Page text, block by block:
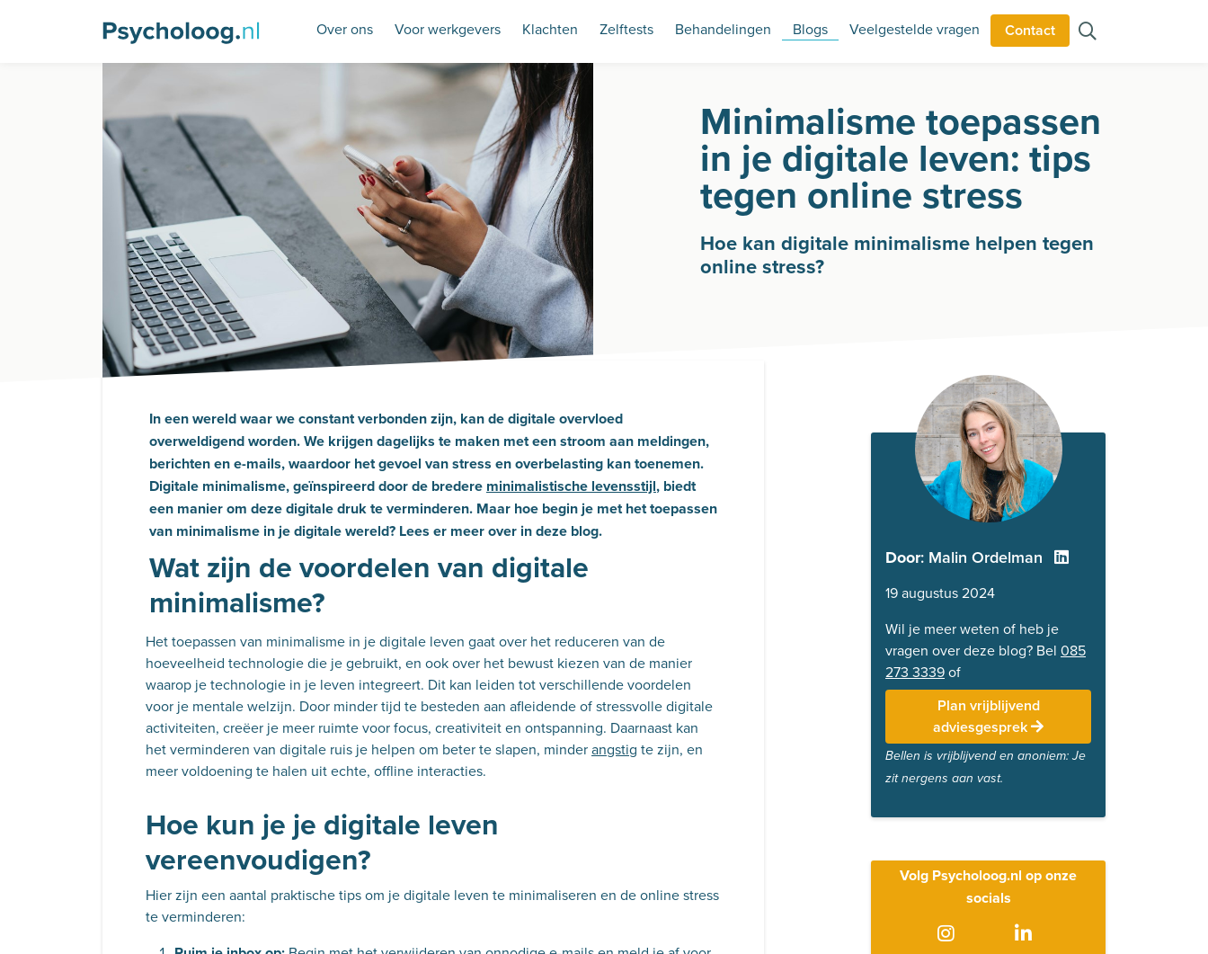
Over ons Voor werkgevers Klachten Zelftests Behandelingen Blogs Veelgestelde vragen Contact
Minimalisme toepassen
in je digitale leven: tips
tegen online stress
Hoe kan digitale minimalisme helpen tegen
online stress?
In een wereld waar we constant verbonden zijn, kan de digitale overvloed
overweldigend worden. We krijgen dagelijks te maken met een stroom aan meldingen,
berichten en e-mails, waardoor het gevoel van stress en overbelasting kan toenemen.
Digitale minimalisme, geïnspireerd door de bredere minimalistische levensstijl, biedt
een manier om deze digitale druk te verminderen. Maar hoe begin je met het toepassen
van minimalisme in je digitale wereld? Lees er meer over in deze blog.
Wat zijn de voordelen van digitale
minimalisme?
Het toepassen van minimalisme in je digitale leven gaat over het reduceren van de
hoeveelheid technologie die je gebruikt, en ook over het bewust kiezen van de manier
waarop je technologie in je leven integreert. Dit kan leiden tot verschillende voordelen
voor je mentale welzijn. Door minder tijd te besteden aan afleidende of stressvolle digitale
activiteiten, creëer je meer ruimte voor focus, creativiteit en ontspanning. Daarnaast kan
het verminderen van digitale ruis je helpen om beter te slapen, minderangstig te zijn, en
meer voldoening te halen uit echte, offline interacties.
Hoe kun je je digitale leven
vereenvoudigen?
Hier zijn een aantal praktische tips om je digitale leven te minimaliseren en de online stress
te verminderen:
Door: Malin Ordelman
19 augustus 2024
Wil je meer weten of heb je
vragen over deze blog? Bel 085
273 3339of
Plan vrijblijvend
adviesgesprek
Bellen is vrijblijvend en anoniem: Je
zit nergens aan vast.
Volg Psycholoog.nl op onze
socials